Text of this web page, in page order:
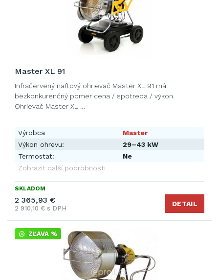
Master XL 91
Infračervený naftový ohrievač Master XL 91 má
bezkonkurenčný pomer cena / spotreba / výkon.
Ohrievač Master XL …
Výrobca
Master
Výkon ohrevu:
29–43 kW
Termostat:
Ne
Zobrazit další podrobnosti
SKLADOM
2 365,93 €
2 910,10 € s DPH
DETAIL
ZĽAVA %